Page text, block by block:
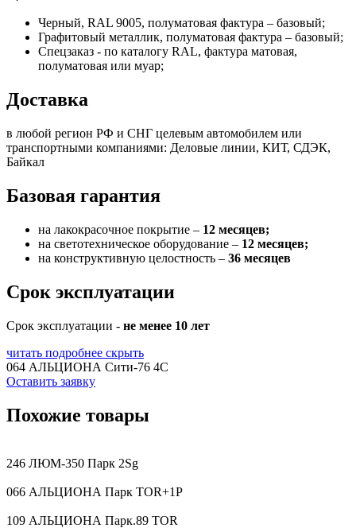
Черный, RAL 9005, полуматовая фактура – базовый;
Графитовый металлик, полуматовая фактура – базовый;
Спецзаказ - по каталогу RAL, фактура матовая,
полуматовая или муар;
Доставка
в любой регион РФ и СНГ целевым автомобилем или
транспортными компаниями: Деловые линии, КИТ, СДЭК,
Байкал
Базовая гарантия
на лакокрасочное покрытие – 12 месяцев;
на светотехническое оборудование – 12 месяцев;
на конструктивную целостность – 36 месяцев
Срок эксплуатации
Срок эксплуатации - не менее 10 лет
читать подробнее скрыть
064 АЛЬЦИОНА Сити-76 4C
Оставить заявку
Похожие товары
246 ЛЮМ-350 Парк 2Sg
066 АЛЬЦИОНА Парк TOR+1P
109 АЛЬЦИОНА Парк.89 TOR